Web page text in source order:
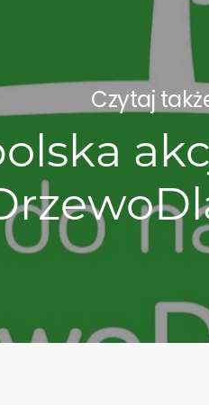
Czytaj